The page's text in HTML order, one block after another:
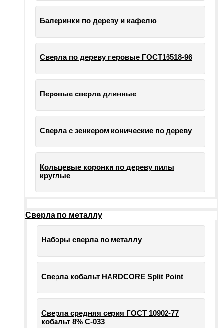
Балеринки по дереву и кафелю
Сверла по дереву перовые ГОСТ16518-96
Перовые сверла длинные
Сверла с зенкером конические по дереву
Кольцевые коронки по дереву пилы
круглые
Сверла по металлу
Наборы сверла по металлу
Сверла кобальт HARDCORE Split Point
Сверла средняя серия ГОСТ 10902-77
кобальт 8% С-033